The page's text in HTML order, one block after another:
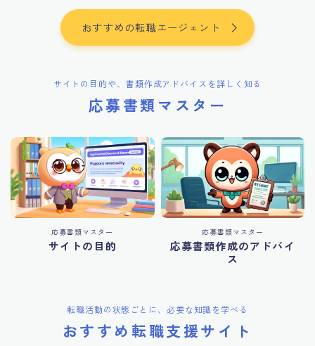
おすすめの転職エージェント
サイトの目的や、書類作成アドバイスを詳しく知る
応募書類マスター
応募書類マスター
サイトの目的
応募書類マスター
応募書類作成のアドバイ
ス
転職活動の状態ごとに、必要な知識を学べる
おすすめ転職支援サイト